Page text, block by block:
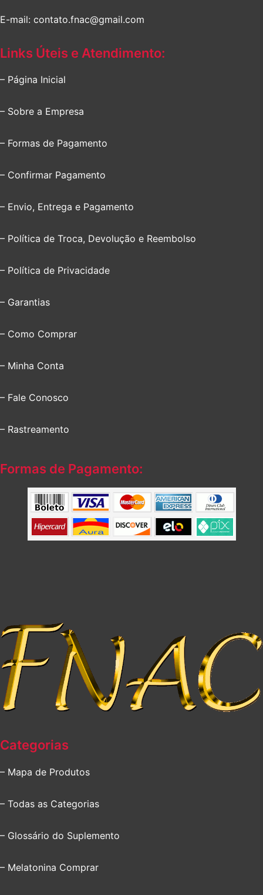
E-mail: contato.fnac@gmail.com
Links Úteis e Atendimento:
– Página Inicial
– Sobre a Empresa
– Formas de Pagamento
– Confirmar Pagamento
– Envio, Entrega e Pagamento
– Política de Troca, Devolução e Reembolso
– Política de Privacidade
– Garantias
– Como Comprar
– Minha Conta
– Fale Conosco
– Rastreamento
Formas de Pagamento:
Categorias
– Mapa de Produtos
– Todas as Categorias
– Glossário do Suplemento
– Melatonina Comprar